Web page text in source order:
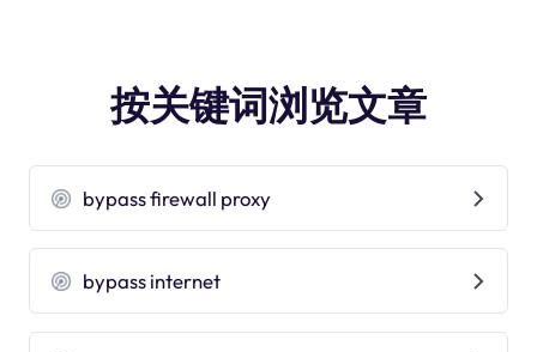
按关键词浏览文章
bypass firewall proxy
bypass internet